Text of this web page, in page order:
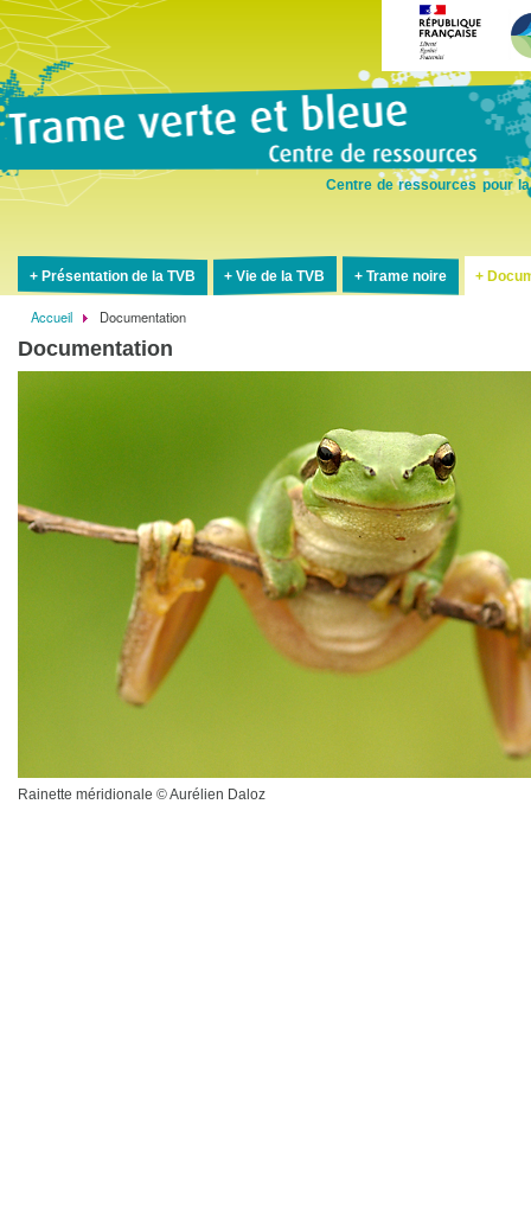
Centre de ressources pour
Présentation de la TVB Vie de la TVB Trame noire
Fil
d'Ariane
Accueil Documentation
Documentation
Rainette méridionale © Aurélien Daloz